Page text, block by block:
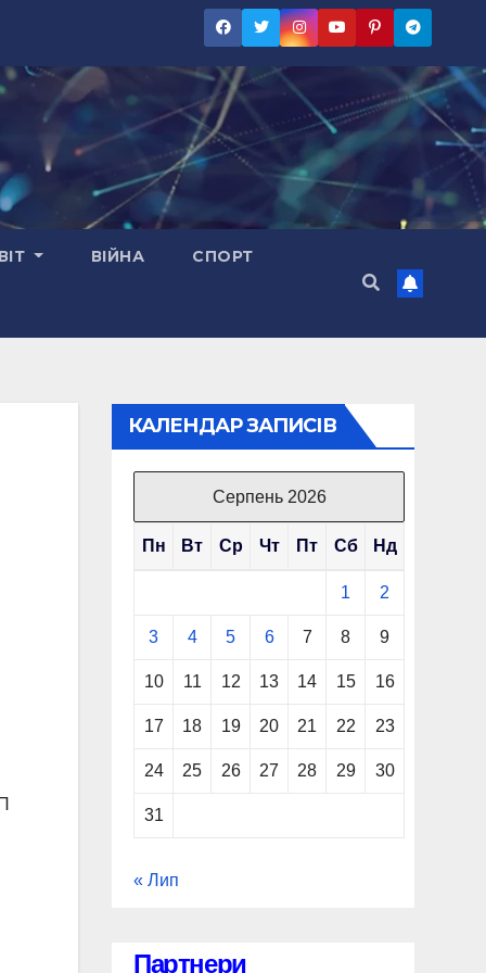
ВІЙНА СПОРТ
КАЛЕНДАР ЗАПИСІВ
Серпень 2026
Пн Вт Ср Чт Пт Сб Нд
1 2
3 4 5 6 7 8 9
10 11 12 13 14 15 16
17 18 19 20 21 22 23
24 25 26 27 28 29 30
31
« Лип
Партнери